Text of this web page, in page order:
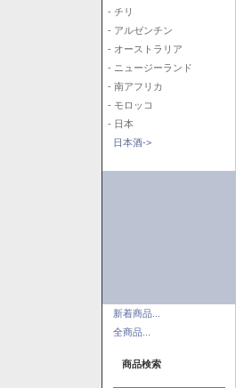
- チリ
- アルゼンチン
- オーストラリア
- ニュージーランド
- 南アフリカ
- モロッコ
- 日本
日本酒->
新着商品...
全商品...
商品検索